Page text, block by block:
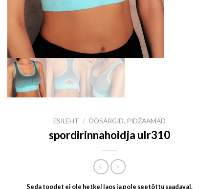
ESILEHT / ÖÖSÄRGID, PIDŽAAMAD
spordirinnahoidja ulr310
Seda toodet ei ole hetkel laos ja pole seetõttu saadaval.